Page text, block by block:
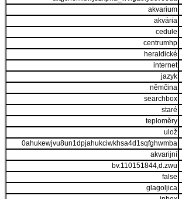
akvarium
akvária
cedule
centrumhp
heraldické
internet
jazyk
němčina
searchbox
staré
teploměry
ulož
0ahukewjvu8un1dpjahukciwkhsa4d1sqfghwmba
akvarijní
bv.110151844,d.zwu
false
glagoljica